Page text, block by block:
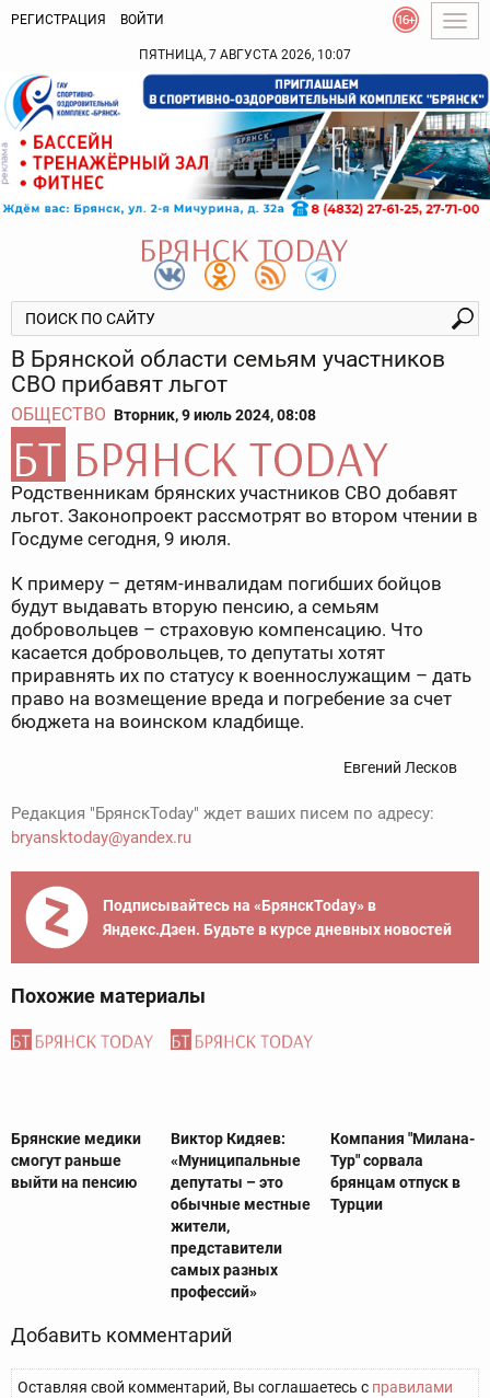
РЕГИСТРАЦИЯ ВОЙТИ
ПЯТНИЦА, 7 АВГУСТА 2026, 10:07
В Брянской области семьям участников
СВО прибавят льгот
ОБЩЕСТВО Вторник, 9 июль 2024, 08:08
Родственникам брянских участников СВО добавят
льгот. Законопроект рассмотрят во втором чтении в
Госдуме сегодня, 9 июля.
К примеру – детям-инвалидам погибших бойцов
будут выдавать вторую пенсию, а семьям
добровольцев – страховую компенсацию. Что
касается добровольцев, то депутаты хотят
приравнять их по статусу к военнослужащим – дать
право на возмещение вреда и погребение за счет
бюджета на воинском кладбище.
Евгений Лесков
Редакция "БрянскToday" ждет ваших писем по адресу:
bryansktoday@yandex.ru
Подписывайтесь на «БрянскToday» в
Яндекс.Дзен. Будьте в курсе дневных новостей
Похожие материалы
Брянские медики
смогут раньше
выйти на пенсию
Виктор Кидяев:
«Муниципальные
депутаты – это
обычные местные
жители,
представители
самых разных
профессий»
Компания "Милана-
Тур" сорвала
брянцам отпуск в
Турции
Добавить комментарий
Оставляя свой комментарий, Вы соглашаетесь с правилами